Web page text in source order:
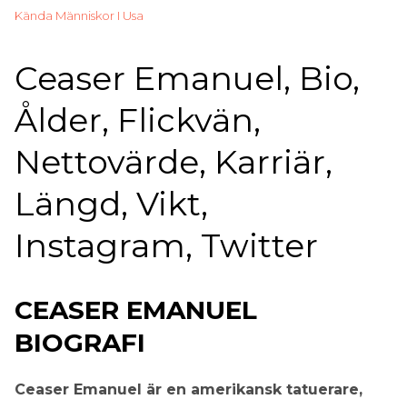
Kända Människor I Usa
Ceaser Emanuel, Bio,
Ålder, Flickvän,
Nettovärde, Karriär,
Längd, Vikt,
Instagram, Twitter
CEASER EMANUEL
BIOGRAFI
Ceaser Emanuel är en amerikansk tatuerare,